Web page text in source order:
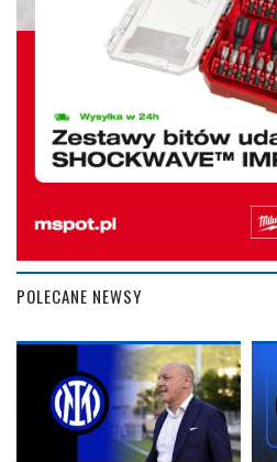
POLECANE NEWSY